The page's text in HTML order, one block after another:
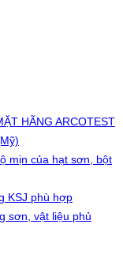
HÃNG ARCOTEST
mịn của hạt sơn, bột
KSJ phù hợp
sơn, vật liệu phủ